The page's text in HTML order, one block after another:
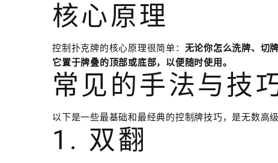
核心原理
控制扑克牌的核心原理很简单： 无论你怎么洗牌、切
它置于牌叠的顶部或底部，以便随时使用。
常见的手法与技
以下是一些最基础和最经典的控制牌技巧，是无数高级
1. 双翻